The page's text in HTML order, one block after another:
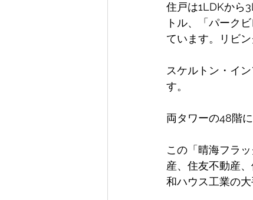
住戸は1LDKから
トル、「パーク
ています。リビ
スケルトン・イ
す。
両タワーの48階
この「晴海フラ
産、住友不動産
和ハウス工業の